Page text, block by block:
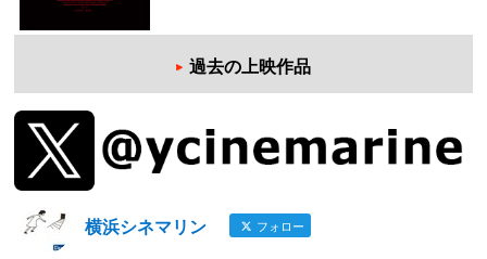
過去の上映作品
横浜シネマリン フォロー